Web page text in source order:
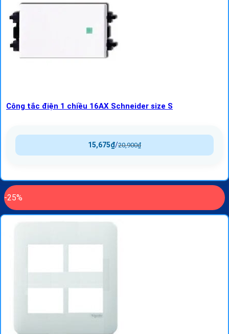
Công tắc điện 1 chiều 16AX Schneider size S
20,900₫
/
15,675₫
-25%